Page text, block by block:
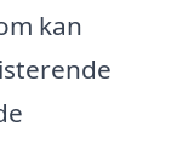
kan